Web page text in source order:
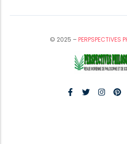
© 2025 –PERPSPECTIVES